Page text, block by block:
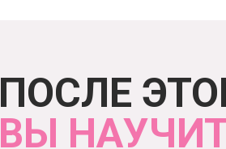
ПОСЛЕ
ВЫ